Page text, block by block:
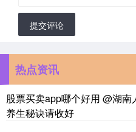
提交评论
热点资讯
股票买卖app哪个好用 @湖
养生秘诀请收好